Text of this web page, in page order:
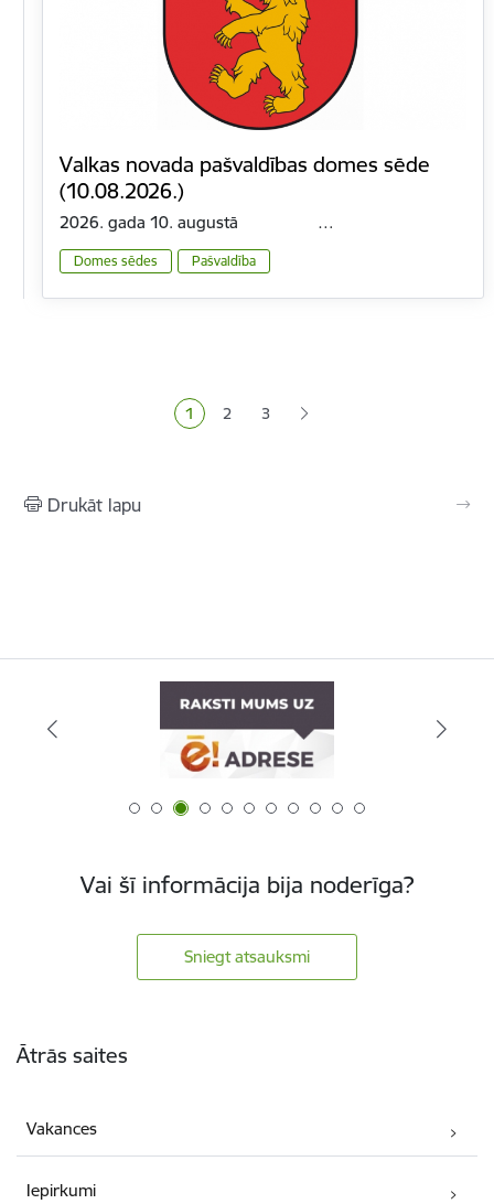
Valkas novada pašvaldības domes sēde
(10.08.2026.)
2026. gada 10. augustā …
Domes sēdes Pašvaldība
Pašreizējā lapa
1 Lapa
2 Lapa
3
Drukāt lapu
Vai šī informācija bija noderīga?
Sniegt atsauksmi
Ātrās saites
Vakances
Iepirkumi